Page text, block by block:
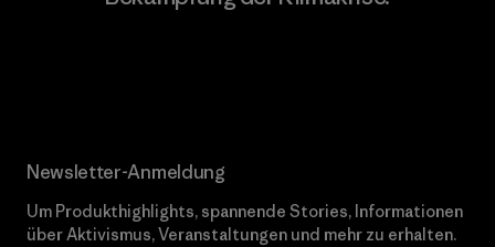
Newsletter-Anmeldung
Um Produkthighlights, spannende Stories, Informationen
über Aktivismus, Veranstaltungen und mehr zu erhalten.